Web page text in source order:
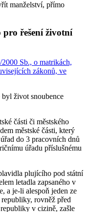
manželství, přímo
řešení životní
Sb., o matrikách,
zákonů, ve
život snoubence
části či městského
městské části, který
do 3 pracovních dnů
úřadu příslušnému
plujícího pod státní
letadla zapsaného v
a je-li alespoň jeden ze
rovněž před
v cizině, zašle